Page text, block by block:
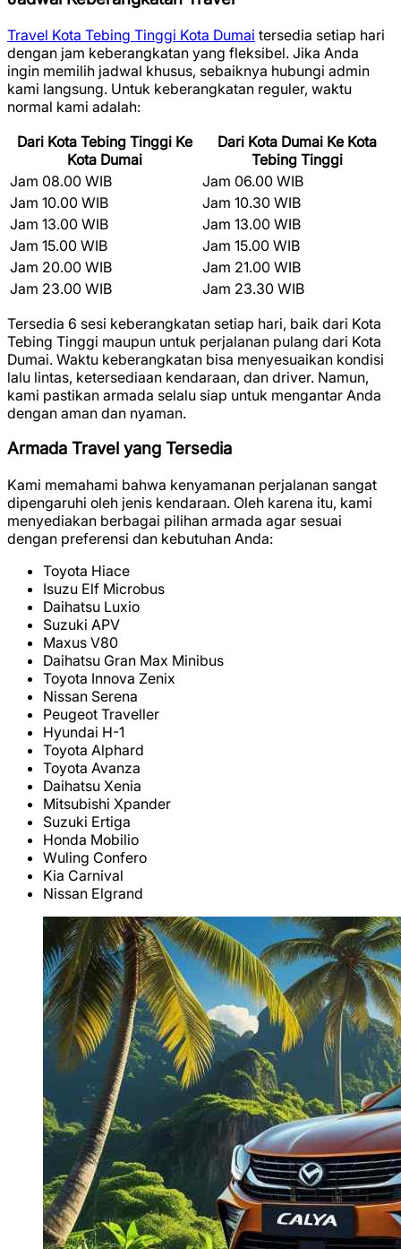
Travel Kota Tebing Tinggi Kota Dumai tersedia setiap hari
dengan jam keberangkatan yang fleksibel. Jika Anda
ingin memilih jadwal khusus, sebaiknya hubungi admin
kami langsung. Untuk keberangkatan reguler, waktu
normal kami adalah:
Dari Kota Tebing Tinggi Ke
Kota Dumai
Dari Kota Dumai Ke Kota
Tebing Tinggi
Jam 08.00 WIB
Jam 06.00 WIB
Jam 10.00 WIB
Jam 10.30 WIB
Jam 13.00 WIB
Jam 13.00 WIB
Jam 15.00 WIB
Jam 15.00 WIB
Jam 20.00 WIB
Jam 21.00 WIB
Jam 23.00 WIB
Jam 23.30 WIB
Tersedia 6 sesi keberangkatan setiap hari, baik dari Kota
Tebing Tinggi maupun untuk perjalanan pulang dari Kota
Dumai. Waktu keberangkatan bisa menyesuaikan kondisi
lalu lintas, ketersediaan kendaraan, dan driver. Namun,
kami pastikan armada selalu siap untuk mengantar Anda
dengan aman dan nyaman.
Armada Travel yang Tersedia
Kami memahami bahwa kenyamanan perjalanan sangat
dipengaruhi oleh jenis kendaraan. Oleh karena itu, kami
menyediakan berbagai pilihan armada agar sesuai
dengan preferensi dan kebutuhan Anda:
Toyota Hiace
Isuzu Elf Microbus
Daihatsu Luxio
Suzuki APV
Maxus V80
Daihatsu Gran Max Minibus
Toyota Innova Zenix
Nissan Serena
Peugeot Traveller
Hyundai H-1
Toyota Alphard
Toyota Avanza
Daihatsu Xenia
Mitsubishi Xpander
Suzuki Ertiga
Honda Mobilio
Wuling Confero
Kia Carnival
Nissan Elgrand